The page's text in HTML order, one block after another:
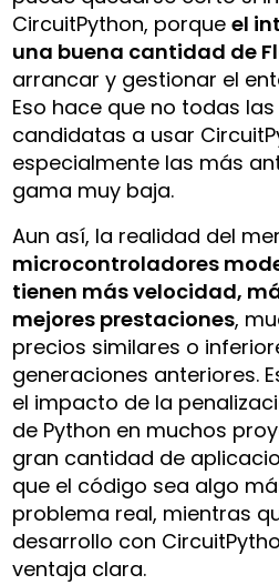
CircuitPython, porqueel
una buena cantidad de
arrancar y gestionar el
Eso hace que no todas
candidatas a usar
especialmente las más
gama muy baja.
Aun así, la realidad del
microcontroladores
tienen más velocidad,
mejores prestaciones,
precios similares o
generaciones anteriores.
el impacto de la
de Python en muchos
gran cantidad de
que el código sea algo
problema real, mientras
desarrollo con
ventaja clara.